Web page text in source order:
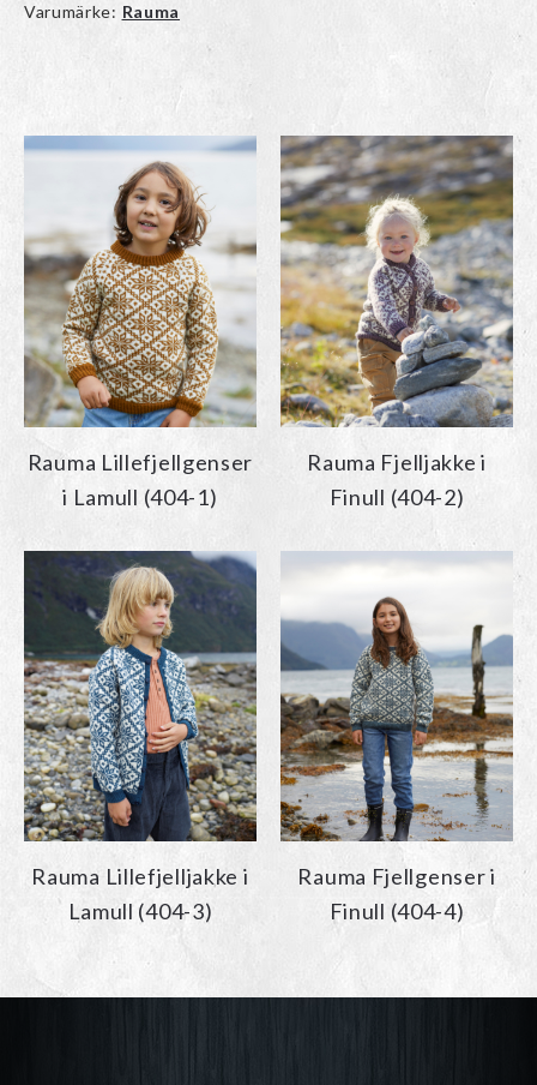
Varumärke: Rauma
Rauma Lillefjellgenser
i Lamull (404-1)
Rauma Fjelljakke i
Finull (404-2)
Rauma Lillefjelljakke i
Lamull (404-3)
Rauma Fjellgenser i
Finull (404-4)